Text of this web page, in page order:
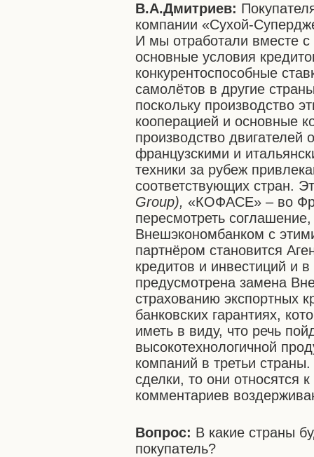
В.А.Дмитриев:
компании «Сухой-
И мы отработали вместе с
основные условия
конкурентоспособные
самолётов в другие
поскольку производство
кооперацией и основные
производство
французскими и
техники за рубеж
соответствующих стран.
Group), «КОФАСЕ» – во
пересмотреть
Внешэкономбанком с
партнёром становится
кредитов и инвестиций и
предусмотрена замена
страхованию экспортных
банковских гарантиях,
иметь в виду, что речь
высокотехнологичной
компаний в третьи
сделки, то они относятся
комментариев
Вопрос: В какие страны
покупатель?